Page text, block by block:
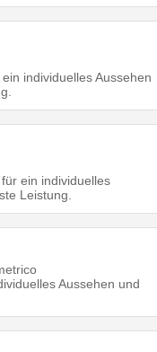
individuelles Aussehen
ein individuelles
Leistung.
Aussehen und